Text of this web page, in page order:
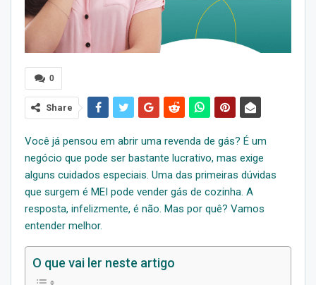
0
Share
Você já pensou em abrir uma revenda de gás? É um
negócio que pode ser bastante lucrativo, mas exige
alguns cuidados especiais. Uma das primeiras dúvidas
que surgem é MEI pode vender gás de cozinha. A
resposta, infelizmente, é não. Mas por quê? Vamos
entender melhor.
O que vai ler neste artigo